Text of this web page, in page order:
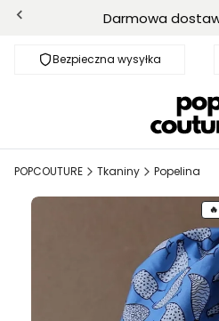
Darmowa
Bezpieczna wysyłka
POPCOUTURE Tkaniny Popelina